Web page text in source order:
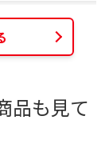
品も見て